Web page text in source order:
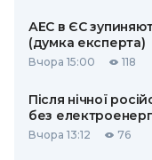
АЕС в ЄС
(думка експерта)
Вчора 15:00 118
Після нічної
без
Вчора 13:12 76